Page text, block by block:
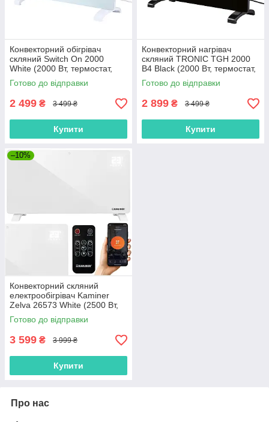
Конвекторний обігрівач
скляний Switch On 2000
White (2000 Вт, термостат,
захист, Німеччина)
Готово до відправки
2 499 ₴ 3 499 ₴
Купити
Конвекторний нагрівач
скляний TRONIC TGH 2000
B4 Black (2000 Вт, термостат,
захист, Німеччина)
Готово до відправки
2 899 ₴ 3 499 ₴
Купити
–10%
Конвекторний скляний
електрообігрівач Kaminer
Zelva 26573 White (2500 Вт,
WiFi, пульт, X-Shape, IP24,
Польша)
Готово до відправки
3 599 ₴ 3 999 ₴
Купити
Про нас